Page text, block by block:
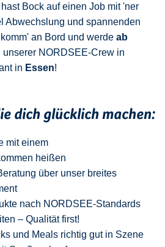
Bock auf einen Job mit 'ner
Abwechslung und spannenden
an Bord und werde ab
unserer NORDSEE-Crew in
in Essen!
dich glücklich machen:
mit einem
heißen
über unser breites
nach NORDSEE-Standards
– Qualität first!
und Meals richtig gut in Szene